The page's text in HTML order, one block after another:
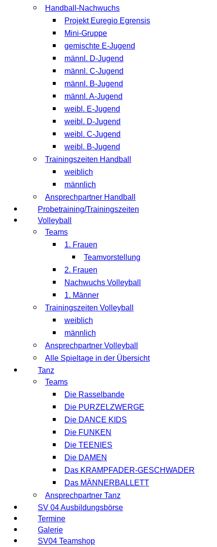
Handball-Nachwuchs
Projekt Euregio Egrensis
Mini-Gruppe
gemischte E-Jugend
männl. D-Jugend
männl. C-Jugend
männl. B-Jugend
männl. A-Jugend
weibl. E-Jugend
weibl. D-Jugend
weibl. C-Jugend
weibl. B-Jugend
Trainingszeiten Handball
weiblich
männlich
Ansprechpartner Handball
Probetraining/Trainingszeiten
Volleyball
Teams
1. Frauen
Teamvorstellung
2. Frauen
Nachwuchs Volleyball
1. Männer
Trainingszeiten Volleyball
weiblich
männlich
Ansprechpartner Volleyball
Alle Spieltage in der Übersicht
Tanz
Teams
Die Rasselbande
Die PURZELZWERGE
Die DANCE KIDS
Die FUNKEN
Die TEENIES
Die DAMEN
Das KRAMPFADER-GESCHWADER
Das MÄNNERBALLETT
Ansprechpartner Tanz
SV 04 Ausbildungsbörse
Termine
Galerie
SV04 Teamshop